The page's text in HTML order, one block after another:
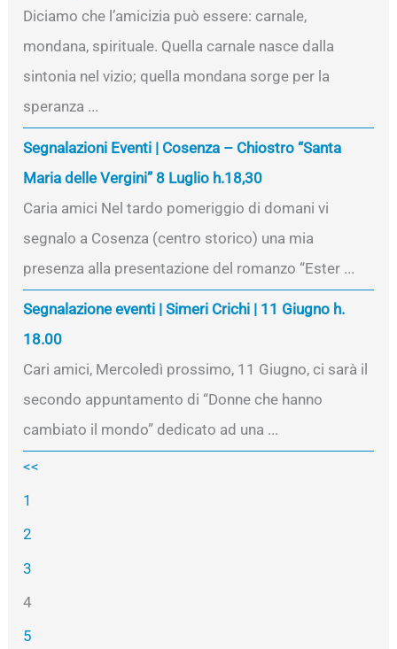
Diciamo che l’amicizia può essere: carnale,
mondana, spirituale. Quella carnale nasce dalla
sintonia nel vizio; quella mondana sorge per la
speranza ...
Segnalazioni Eventi | Cosenza – Chiostro “Santa
Maria delle Vergini” 8 Luglio h.18,30
Caria amici Nel tardo pomeriggio di domani vi
segnalo a Cosenza (centro storico) una mia
presenza alla presentazione del romanzo “Ester ...
Segnalazione eventi | Simeri Crichi | 11 Giugno h.
18.00
Cari amici, Mercoledì prossimo, 11 Giugno, ci sarà il
secondo appuntamento di “Donne che hanno
cambiato il mondo” dedicato ad una ...
<<
1
2
3
4
5